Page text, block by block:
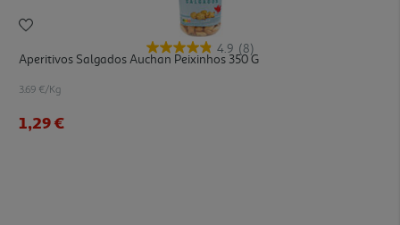
4.9 (8)
Aperitivos Salgados Auchan Peixinhos 350 G
3.69 €/Kg
1,29 €